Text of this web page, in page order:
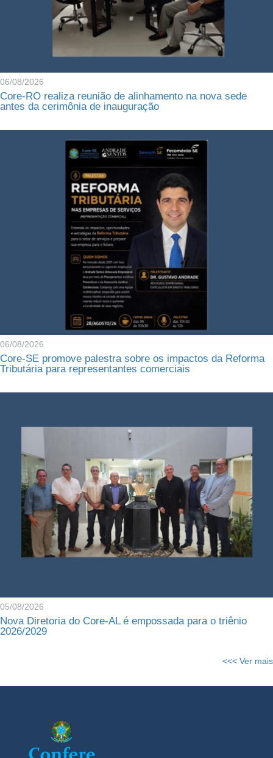
06/08/2026
Core-RO realiza reunião de alinhamento na nova sede
antes da cerimônia de inauguração
06/08/2026
Core-SE promove palestra sobre os impactos da Reforma
Tributária para representantes comerciais
05/08/2026
Nova Diretoria do Core-AL é empossada para o triênio
2026/2029
<<< Ver mais